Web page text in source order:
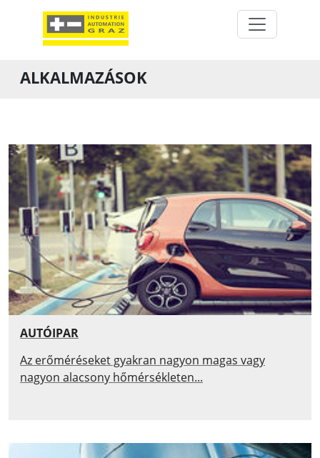
ALKALMAZÁSOK
AUTÓIPAR
Az erőméréseket gyakran nagyon magas vagy
nagyon alacsony hőmérsékleten...